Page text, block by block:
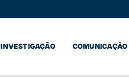
INVESTIGAÇÃO COMUNICAÇÃO